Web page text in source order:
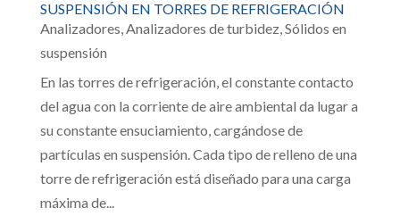
SUSPENSIÓN EN TORRES DE REFRIGERACIÓN
Analizadores,Analizadores de turbidez,Sólidos en
suspensión
En las torres de refrigeración, el constante contacto
del agua con la corriente de aire ambiental da lugar a
su constante ensuciamiento, cargándose de
partículas en suspensión. Cada tipo de relleno de una
torre de refrigeración está diseñado para una carga
máxima de...